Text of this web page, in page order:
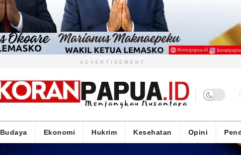
ADVERTISEMENT
Budaya Ekonomi Hukrim Kesehatan Opini